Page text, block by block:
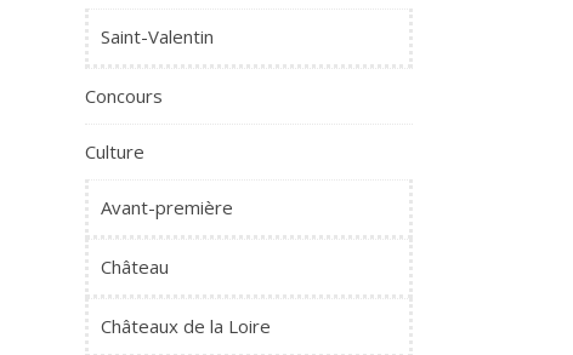
Saint-Valentin
Concours
Culture
Avant-première
Château
Châteaux de la Loire